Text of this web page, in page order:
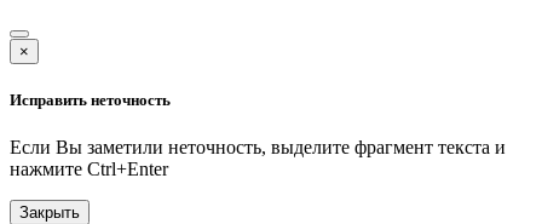
×
Исправить неточность
Если Вы заметили неточность, выделите фрагмент текста и
нажмите Ctrl+Enter
Закрыть